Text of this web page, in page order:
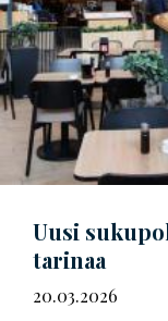
Uusi
tarinaa
20.03.2026